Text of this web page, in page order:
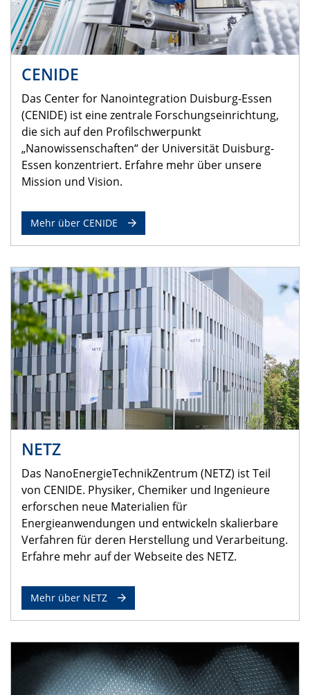
CENIDE
Das Center for Nanointegration Duisburg-Essen
(CENIDE) ist eine zentrale Forschungseinrichtung,
die sich auf den Profilschwerpunkt
„Nanowissenschaften“ der Universität Duisburg-
Essen konzentriert. Erfahre mehr über unsere
Mission und Vision.
Mehr über CENIDE
NETZ
Das NanoEnergieTechnikZentrum (NETZ) ist Teil
von CENIDE. Physiker, Chemiker und Ingenieure
erforschen neue Materialien für
Energieanwendungen und entwickeln skalierbare
Verfahren für deren Herstellung und Verarbeitung.
Erfahre mehr auf der Webseite des NETZ.
Mehr über NETZ